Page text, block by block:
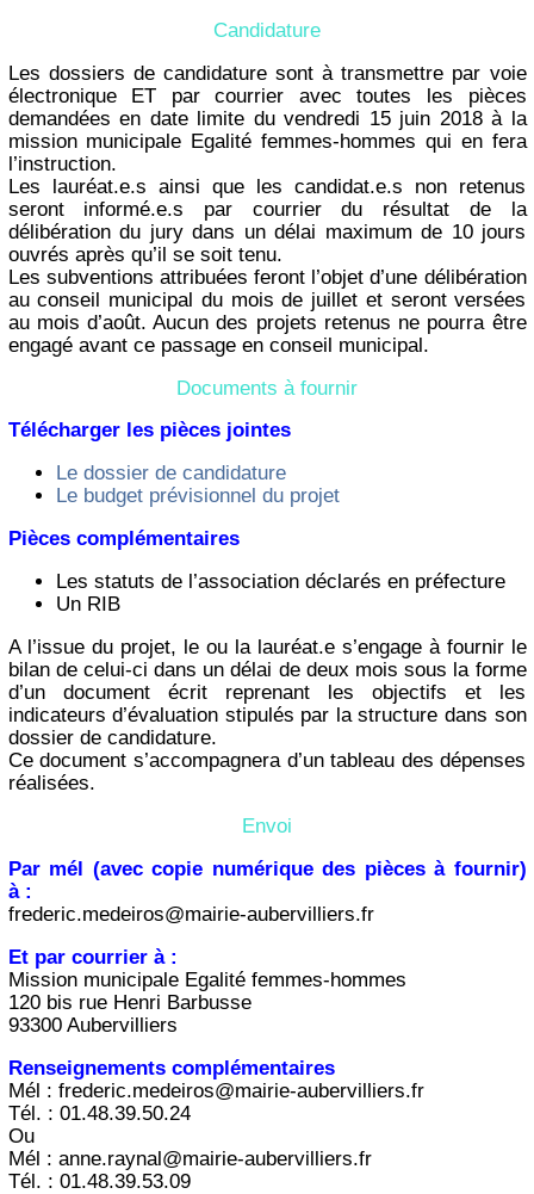
Candidature
Les dossiers de candidature sont à transmettre par voie
électronique ET par courrier avec toutes les pièces
demandées en date limite du vendredi 15 juin 2018 à la
mission municipale Egalité femmes-hommes qui en fera
l’instruction.
Les lauréat.e.s ainsi que les candidat.e.s non retenus
seront informé.e.s par courrier du résultat de la
délibération du jury dans un délai maximum de 10 jours
ouvrés après qu’il se soit tenu.
Les subventions attribuées feront l’objet d’une délibération
au conseil municipal du mois de juillet et seront versées
au mois d’août. Aucun des projets retenus ne pourra être
engagé avant ce passage en conseil municipal.
Documents à fournir
Télécharger les pièces jointes
Le dossier de candidature
Le budget prévisionnel du projet
Pièces complémentaires
Les statuts de l’association déclarés en préfecture
Un RIB
A l’issue du projet, le ou la lauréat.e s’engage à fournir le
bilan de celui-ci dans un délai de deux mois sous la forme
d’un document écrit reprenant les objectifs et les
indicateurs d’évaluation stipulés par la structure dans son
dossier de candidature.
Ce document s’accompagnera d’un tableau des dépenses
réalisées.
Envoi
Par mél (avec copie numérique des pièces à fournir)
à :
frederic.medeiros@mairie-aubervilliers.fr
Et par courrier à :
Mission municipale Egalité femmes-hommes
120 bis rue Henri Barbusse
93300 Aubervilliers
Renseignements complémentaires
Mél : frederic.medeiros@mairie-aubervilliers.fr
Tél. : 01.48.39.50.24
Ou
Mél : anne.raynal@mairie-aubervilliers.fr
Tél. : 01.48.39.53.09